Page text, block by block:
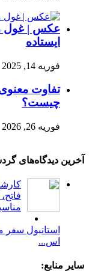
عکس | غول
ایستاده
فوریه 14, 2025
تفاوت
چیست؟
فوریه 26, 2026
آخرین دیدگاه‌های
استانبول
اس...
سایر منابع: